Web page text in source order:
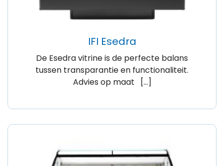
IFI Esedra
De Esedra vitrine is de perfecte balans
tussen transparantie en functionaliteit.
Advies op maat […]